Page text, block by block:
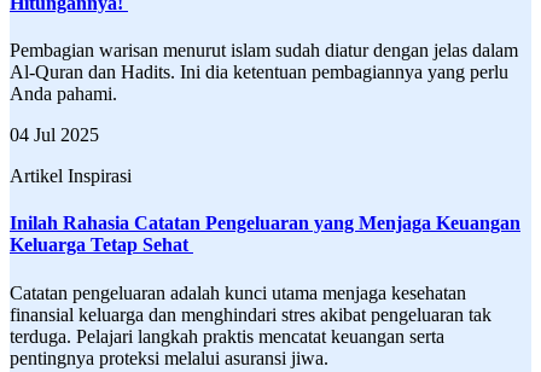
Pembagian warisan menurut islam sudah diatur dengan jelas dalam
Al-Quran dan Hadits. Ini dia ketentuan pembagiannya yang perlu
Anda pahami.
04 Jul 2025
Artikel Inspirasi
Inilah Rahasia Catatan Pengeluaran yang Menjaga Keuangan
Keluarga Tetap Sehat
Catatan pengeluaran adalah kunci utama menjaga kesehatan
finansial keluarga dan menghindari stres akibat pengeluaran tak
terduga. Pelajari langkah praktis mencatat keuangan serta
pentingnya proteksi melalui asuransi jiwa.